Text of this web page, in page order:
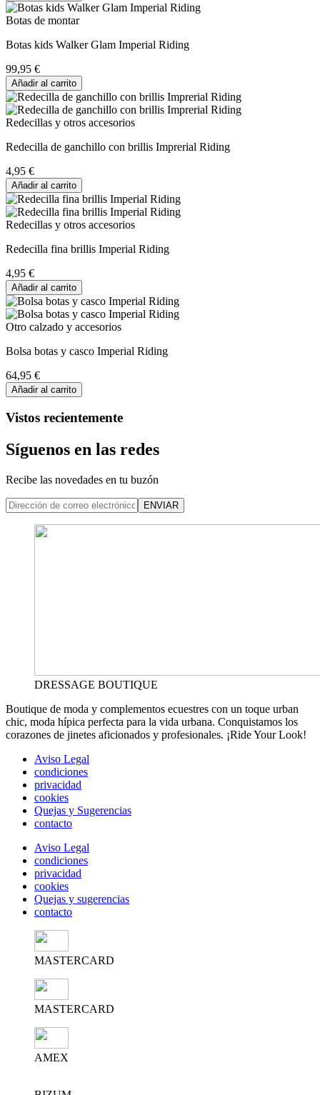
Botas de montar
Botas kids Walker Glam Imperial Riding
99,95 €
Añadir al carrito
Redecillas y otros accesorios
Redecilla de ganchillo con brillis Imprerial Riding
4,95 €
Añadir al carrito
Redecillas y otros accesorios
Redecilla fina brillis Imperial Riding
4,95 €
Añadir al carrito
Otro calzado y accesorios
Bolsa botas y casco Imperial Riding
64,95 €
Añadir al carrito
Vistos recientemente
Síguenos en las redes
Recibe las novedades en tu buzón
ENVIAR
DRESSAGE BOUTIQUE
Boutique de moda y complementos ecuestres con un toque urban
chic, moda hípica perfecta para la vida urbana. Conquistamos los
corazones de jinetes aficionados y profesionales. ¡Ride Your Look!
Aviso Legal
condiciones
privacidad
cookies
Quejas y Sugerencias
contacto
Aviso Legal
condiciones
privacidad
cookies
Quejas y sugerencias
contacto
MASTERCARD
MASTERCARD
AMEX